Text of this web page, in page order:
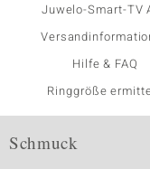
Juwelo-Smart-TV
Hilfe & FAQ
Ringgröße
Schmuck